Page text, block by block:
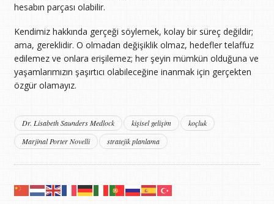
hesabın parçası olabilir.
Kendimiz hakkında gerçeği söylemek, kolay bir süreç değildir;
ama, gereklidir. O olmadan değişiklik olmaz, hedefler telaffuz
edilemez ve onlara erişilemez; her şeyin mümkün olduğuna ve
yaşamlarımızın şaşırtıcı olabileceğine inanmak için gerçekten
özgür olamayız.
Dr. Lisabeth Saunders Medlock kişisel gelişim
koçluk
Marjinal Porter Novelli
stratejik planlama